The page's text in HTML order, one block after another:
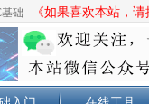
础 《如果喜欢本站，